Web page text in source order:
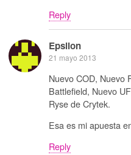
Reply
Epsilon
21 mayo 2013
Nuevo COD, Nuevo
Battlefield, Nuevo
Ryse de Crytek.
Esa es mi apuesta
Reply